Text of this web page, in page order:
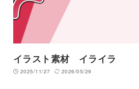
イラスト素材 イライラ
2025/11/27 2026/05/29